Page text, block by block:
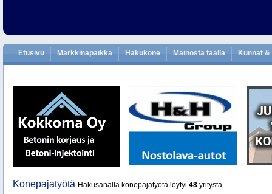
Etusivu Markkinapaikka Hakukone Mainosta täällä Kunnat
Konepajatyötä Hakusanalla konepajatyötä löytyi 48 yritystä.